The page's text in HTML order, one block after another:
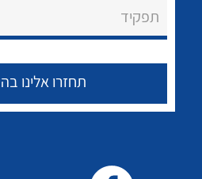
צור קשר
תפקיד